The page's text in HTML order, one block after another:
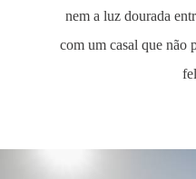
nem a luz dourada
com um casal que não